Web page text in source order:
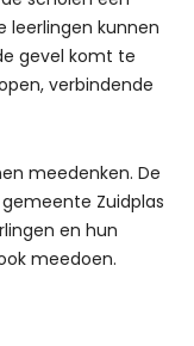
leerlingen kunnen
gevel komt te
verbindende
meedenken. De
Zuidplas
en hun
meedoen.